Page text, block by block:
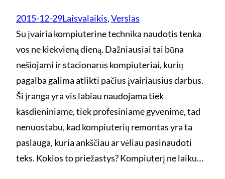
2015-12-29Laisvalaikis, Verslas
Su įvairia kompiuterine technika naudotis tenka
vos ne kiekvieną dieną. Dažniausiai tai būna
nešiojami ir stacionarūs kompiuteriai, kurių
pagalba galima atlikti pačius įvairiausius darbus.
Ši įranga yra vis labiau naudojama tiek
kasdieniniame, tiek profesiniame gyvenime, tad
nenuostabu, kad kompiuterių remontas yra ta
paslauga, kuria ankščiau ar vėliau pasinaudoti
teks. Kokios to priežastys? Kompiuterį ne laiku…